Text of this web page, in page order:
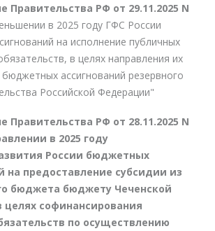
Правительства РФ от 29.11.2025 N
в 2025 году ГФС России
на исполнение публичных
в целях направления их
ассигнований резервного
Российской Федерации"
Правительства РФ от 28.11.2025 N
в 2025 году
России бюджетных
на предоставление субсидии из
бюджета бюджету Чеченской
целях софинансирования
по осуществлению